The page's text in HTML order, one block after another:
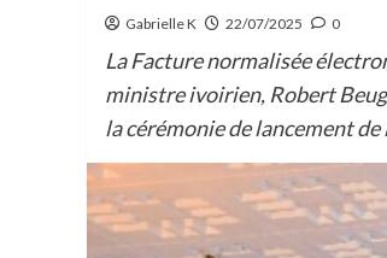
Gabrielle K 22/07/2025 0
La Facture normalisée
ministre ivoirien, Robert
la cérémonie de lancement